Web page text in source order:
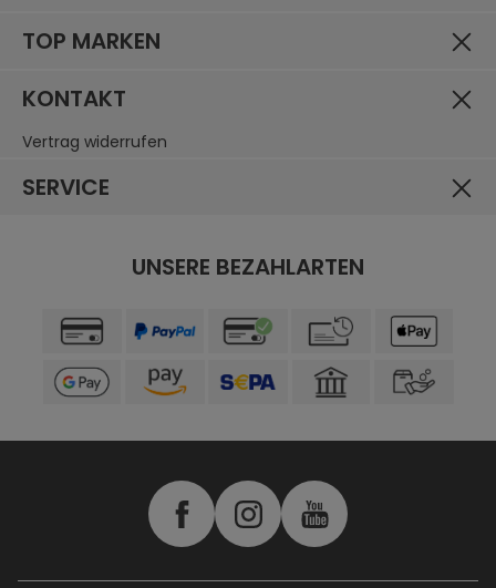
TOP MARKEN
KONTAKT
Vertrag widerrufen
SERVICE
UNSERE BEZAHLARTEN